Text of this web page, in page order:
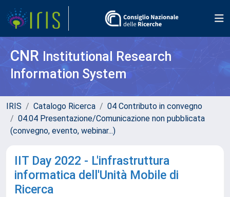
CNR Institutional Research
Information System
IRIS Catalogo Ricerca
04 Contributo in convegno
04.04 Presentazione/Comunicazione non pubblicata
(convegno, evento, webinar...)
IIT Day 2022 - L'infrastruttura
informatica dell'Unità Mobile di
Ricerca